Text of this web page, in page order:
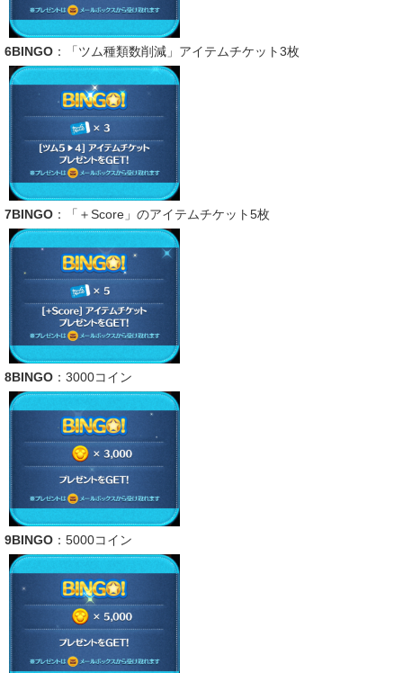
6BINGO ：「ツム種類数削減」アイテムチケット3枚
7BINGO ：「＋Score」のアイテムチケット5枚
8BINGO ：3000コイン
9BINGO ：5000コイン